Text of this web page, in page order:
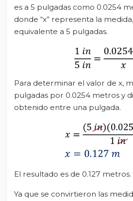
es a 5 pulgadas como 0.0254
donde “x” representa la
equivalente a 5 pulgadas.
Para determinar el valor de x,
pulgadas por 0.0254 metros y
obtenido entre una pulgada.
El resultado es de 0.127 metros.
Ya que se convirtieron las